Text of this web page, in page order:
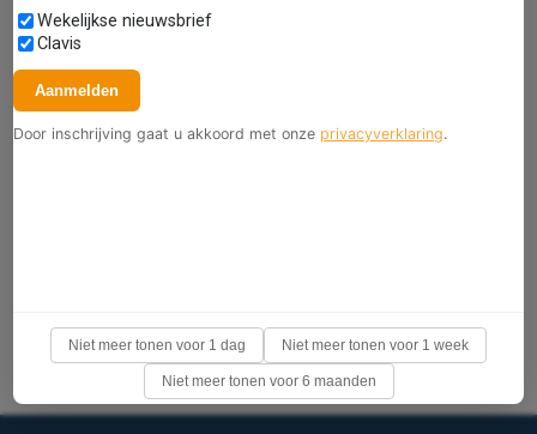
Selecteer nieuwsbrieven
Wekelijkse nieuwsbrief
Clavis
Aanmelden
Door inschrijving gaat u akkoord met onze privacyverklaring.
Niet meer tonen voor 1 dag Niet meer tonen voor 1 week
Niet meer tonen voor 6 maanden